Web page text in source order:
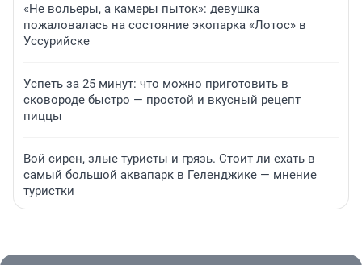
«Не вольеры, а камеры пыток»: девушка
пожаловалась на состояние экопарка «Лотос» в
Уссурийске
Успеть за 25 минут: что можно приготовить в
сковороде быстро — простой и вкусный рецепт
пиццы
Вой сирен, злые туристы и грязь. Стоит ли ехать в
самый большой аквапарк в Геленджике — мнение
туристки